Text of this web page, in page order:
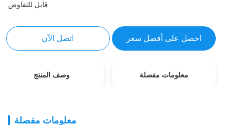
قابل للتفاوض
احصل على أفضل سعر اتصل الآن
معلومات مفصلة وصف المنتج
معلومات مفصلة